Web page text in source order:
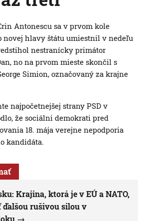
Antonescu sa v prvom kole
novej hlavy štátu umiestnil v nedeľu
nestranícky primátor
no na prvom mieste skončil s
Simion, označovaný za krajne
najpočetnejšej strany PSD v
že sociálni demokrati pred
18. mája verejne nepodporia
kandidáta.
Krajina, ktorá je v EÚ a NATO,
ďalšou rušivou silou v